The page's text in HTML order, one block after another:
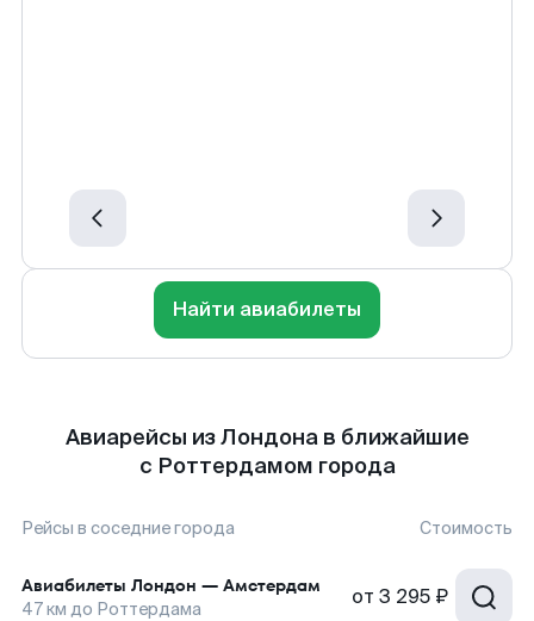
Найти авиабилеты
Авиарейсы из Лондона в ближайшие
с Роттердамом города
Рейсы в соседние города Стоимость
Авиабилеты Лондон — Амстердам
47км до Роттердама от 3 295 ₽